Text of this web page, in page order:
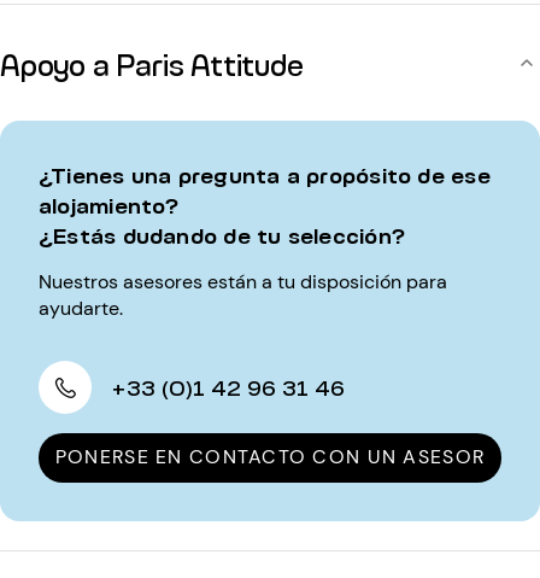
Apoyo a Paris Attitude
¿Tienes una pregunta a propósito de ese
alojamiento?
¿Estás dudando de tu selección?
Nuestros asesores están a tu disposición para
ayudarte.
+33 (0)1 42 96 31 46
PONERSE EN CONTACTO CON UN ASESOR